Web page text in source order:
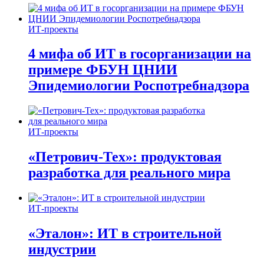
ИТ-проекты
4 мифа об ИТ в госорганизации на
примере ФБУН ЦНИИ
Эпидемиологии Роспотребнадзора
ИТ-проекты
«Петрович-Тех»: продуктовая
разработка для реального мира
ИТ-проекты
«Эталон»: ИТ в строительной
индустрии